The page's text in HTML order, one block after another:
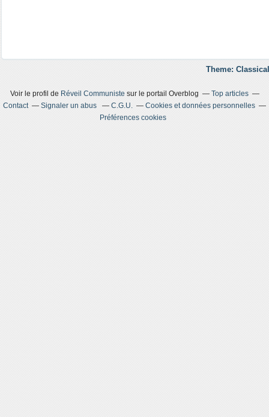
Theme:
Voir le profil de Réveil Communiste sur le portail Overblog
Top articles
Contact
Signaler un abus C.G.U.
Cookies et données personnelles
Préférences cookies